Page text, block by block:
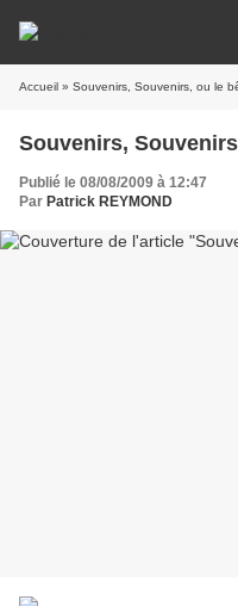
Accueil » Souvenirs, Souvenirs, ou le
Souvenirs,
Publié le 08/08/2009 à 12:47
Par Patrick REYMOND